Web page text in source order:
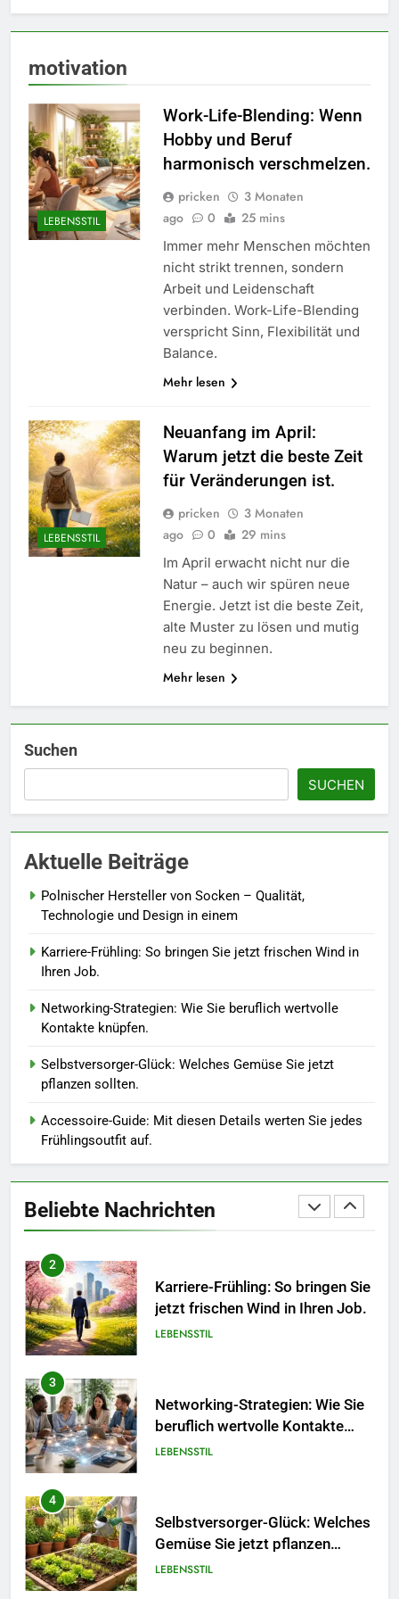
motivation
LEBENSSTIL
Work-Life-Blending: Wenn
Hobby und Beruf
harmonisch verschmelzen.
pricken
3 Monaten
ago
0 25 mins
Immer mehr Menschen möchten
nicht strikt trennen, sondern
Arbeit und Leidenschaft
verbinden. Work-Life-Blending
verspricht Sinn, Flexibilität und
Balance.
Mehr lesen
LEBENSSTIL
Neuanfang im April:
Warum jetzt die beste Zeit
für Veränderungen ist.
pricken
3 Monaten
ago
0 29 mins
Im April erwacht nicht nur die
Natur – auch wir spüren neue
Energie. Jetzt ist die beste Zeit,
alte Muster zu lösen und mutig
neu zu beginnen.
Mehr lesen
Suchen
SUCHEN
Aktuelle Beiträge
Polnischer Hersteller von Socken – Qualität,
Technologie und Design in einem
Karriere-Frühling: So bringen Sie jetzt frischen Wind in
Ihren Job.
Networking-Strategien: Wie Sie beruflich wertvolle
Kontakte knüpfen.
Selbstversorger-Glück: Welches Gemüse Sie jetzt
pflanzen sollten.
Accessoire-Guide: Mit diesen Details werten Sie jedes
Frühlingsoutfit auf.
Beliebte Nachrichten
Details werten Sie jedes
Naturnah gärtnern: So locken
Sie Bienen und Schmetterlinge
in Ihren Garten.
LEBENSSTIL
7
zum Quereinstieg in der neuen
8
So kombinieren Sie Pastelltöne
1
Socken – Qualität, Technologie
und Design in einem
MODE
2
Karriere-Frühling: So bringen Sie
jetzt frischen Wind in Ihren Job.
LEBENSSTIL
3
Networking-Strategien: Wie Sie
beruflich wertvolle Kontakte
knüpfen.
LEBENSSTIL
4
Selbstversorger-Glück: Welches
Gemüse Sie jetzt pflanzen
sollten.
LEBENSSTIL